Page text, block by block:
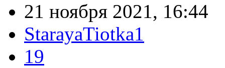
21 ноября 2021, 16:44
StarayaTiotka1
19